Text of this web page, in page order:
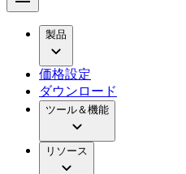
製品
価格設定
ダウンロード
ツール＆機能
リソース